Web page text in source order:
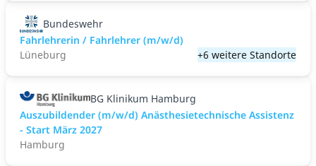
Bundeswehr
Fahrlehrerin / Fahrlehrer (m/w/d)
Lüneburg
+6 weitere Standorte
BG Klinikum Hamburg
Auszubildender (m/w/d) Anästhesietechnische Assistenz
- Start März 2027
Hamburg